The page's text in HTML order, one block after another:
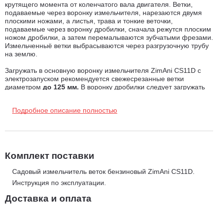
крутящего момента от коленчатого вала двигателя. Ветки,
подаваемые через воронку измельчителя, нарезаются двумя
плоскими ножами, а листья, трава и тонкие веточки,
подаваемые через воронку дробилки, сначала режутся плоским
ножом дробилки, а затем перемалываются зубчатыми фрезами.
Измельченныё ветки выбрасываются через разгрузочную трубу
на землю.
Загружать в основную воронку измельчителя ZimAni CS11D с
электрозапуском рекомендуется свежесрезанные ветки
диаметром до 125 мм. В воронку дробилки следует загружать
омертвевшего сухого материала выделяется тепло, в
Преимущества садового измельчителя ZimAni CS11D с
электрозапуском:
Измельчение за счёт плоских ножей и зубчатых фрез.
Отдельный приёмникдля веток диаметром до 125 мм.
Подробное описание полностью
Комплект поставки
Садовый измельчитель веток бензиновый ZimAni CS11D.
Инструкция по эксплуатации.
Доставка и оплата